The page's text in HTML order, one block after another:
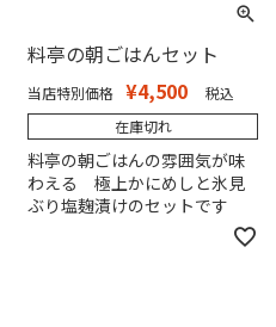
料亭の朝ごはんセット
当店特別価格 ¥4,500
税込
在庫切れ
料亭の朝ごはんの雰囲気が味
わえる 極上かにめしと氷見
ぶり塩麹漬けのセットです